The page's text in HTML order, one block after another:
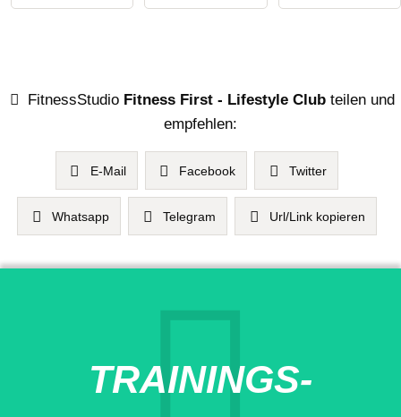
FitnessStudio Fitness First - Lifestyle Clubteilen und
empfehlen:
E-Mail Facebook Twitter
Whatsapp Telegram Url/Link kopieren
TRAININGS-